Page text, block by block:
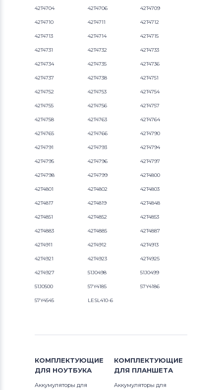
42T4704 42T4706 42T4709
42T4710 42T4711 42T4712
42T4713 42T4714 42T4715
42T4731 42T4732 42T4733
42T4734 42T4735 42T4736
42T4737 42T4738 42T4751
42T4752 42T4753 42T4754
42T4755 42T4756 42T4757
42T4758 42T4763 42T4764
42T4765 42T4766 42T4790
42T4791 42T4793 42T4794
42T4795 42T4796 42T4797
42T4798 42T4799 42T4800
42T4801 42T4802 42T4803
42T4817 42T4819 42T4848
42T4851 42T4852 42T4853
42T4883 42T4885 42T4887
42T4911 42T4912 42T4913
42T4921 42T4923 42T4925
42T4927 51J0498 51J0499
51J0500 57Y4185 57Y4186
57Y4545 LESL410-6
КОМПЛЕКТУЮЩИЕ
ДЛЯ НОУТБУКА
Аккумуляторы для
КОМПЛЕКТУЮЩИЕ
ДЛЯ ПЛАНШЕТА
Аккумуляторы для